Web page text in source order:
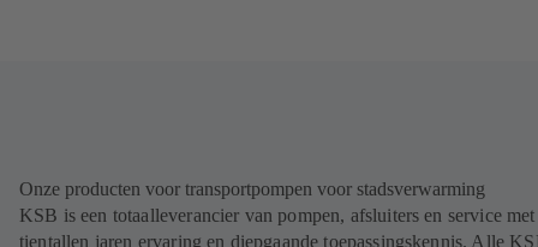
Onze producten voor transportpompen voor stadsverwarming
KSB is een totaalleverancier van pompen, afsluiters en service met
tientallen jaren ervaring en diepgaande toepassingskennis. Alle